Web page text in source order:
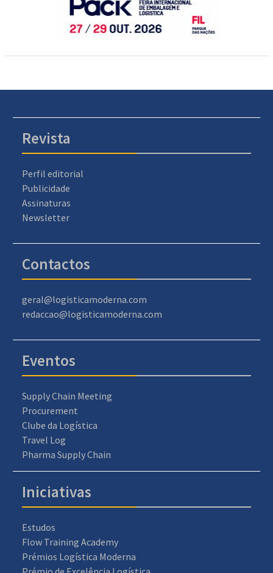
Revista
Perfil editorial
Publicidade
Assinaturas
Newsletter
Contactos
geral@logisticamoderna.com
redaccao@logisticamoderna.com
Eventos
Supply Chain Meeting
Procurement
Clube da Logística
Travel Log
Pharma Supply Chain
Iniciativas
Estudos
Flow Training Academy
Prémios Logística Moderna